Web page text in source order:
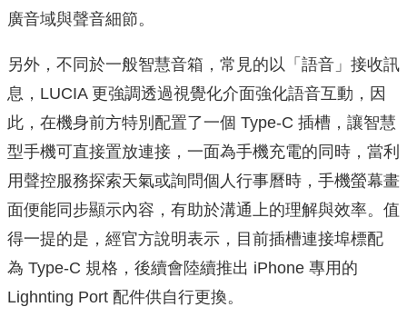
廣音域與聲音細節。
另外，不同於一般智慧音箱，常見的以「語音」接收訊
息，LUCIA 更強調透過視覺化介面強化語音互動，因
此，在機身前方特別配置了一個 Type-C 插槽，讓智慧
型手機可直接置放連接，一面為手機充電的同時，當利
用聲控服務探索天氣或詢問個人行事曆時，手機螢幕畫
面便能同步顯示內容，有助於溝通上的理解與效率。值
得一提的是，經官方說明表示，目前插槽連接埠標配
為 Type-C 規格，後續會陸續推出 iPhone 專用的
Lighnting Port 配件供自行更換。